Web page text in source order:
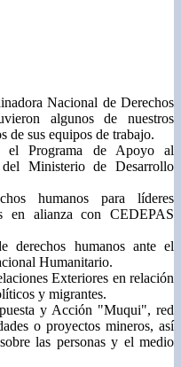
Nacional de Derechos
algunos de nuestros
de sus equipos de trabajo.
el Programa de Apoyo al
del Ministerio de Desarrollo
humanos para líderes
en alianza con CEDEPAS
derechos humanos ante el
Humanitario.
Exteriores en relación
y migrantes.
y Acción "Muqui", red
o proyectos mineros, así
las personas y el medio